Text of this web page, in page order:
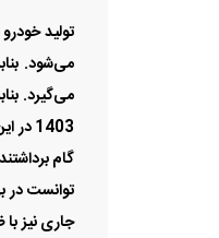
جاری نیز
شرکت با
ثبت دومین
شرایط جدید فروش نیسان